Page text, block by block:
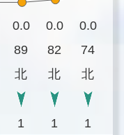
0.0 0.0 0.0
89 82 74
北 北 北
1 1 1